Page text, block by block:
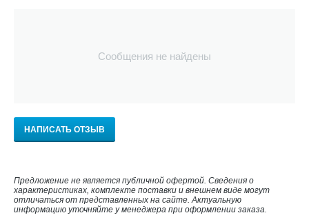
Сообщения не найдены
НАПИСАТЬ ОТЗЫВ
Предложение не является публичной офертой. Сведения о
характеристиках, комплекте поставки и внешнем виде могут
отличаться от представленных на сайте. Актуальную
информацию уточняйте у менеджера при оформлении заказа.